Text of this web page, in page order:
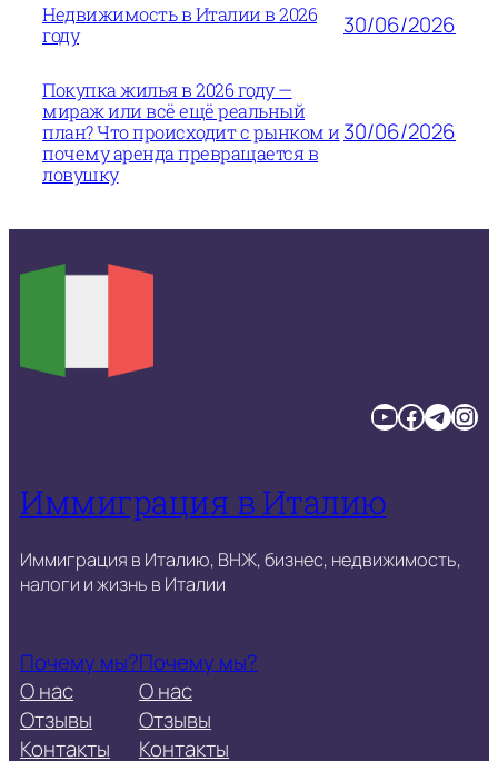
Недвижимость в Италии в 2026
году
30/06/2026
Покупка жилья в 2026 году —
мираж или всё ещё реальный
план? Что происходит с рынком и
почему аренда превращается в
ловушку
30/06/2026
YouTube Facebook TelegramInstagram
Иммиграция в Италию
Иммиграция в Италию, ВНЖ, бизнес, недвижимость,
налоги и жизнь в Италии
Почему мы?
О нас
Отзывы
Контакты
Почему мы?
О нас
Отзывы
Контакты